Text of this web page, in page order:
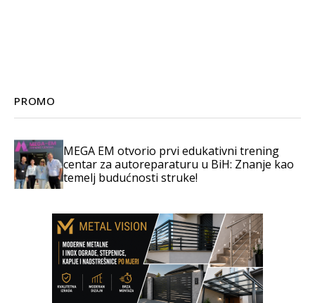
PROMO
MEGA EM otvorio prvi edukativni trening
centar za autoreparaturu u BiH: Znanje kao
temelj budućnosti struke!